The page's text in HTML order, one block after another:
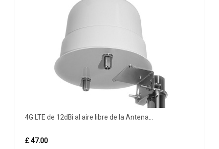
4G LTE de 12dBi al aire libre de la Antena...
£ 47.00